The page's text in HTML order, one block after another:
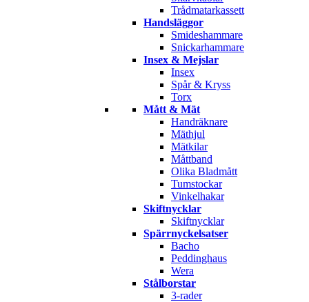
Trådmatarkassett
Handsläggor
Smideshammare
Snickarhammare
Insex & Mejslar
Insex
Spår & Kryss
Torx
Mått & Mät
Handräknare
Mäthjul
Mätkilar
Måttband
Olika Bladmått
Tumstockar
Vinkelhakar
Skiftnycklar
Skiftnycklar
Spärrnyckelsatser
Bacho
Peddinghaus
Wera
Stålborstar
3-rader